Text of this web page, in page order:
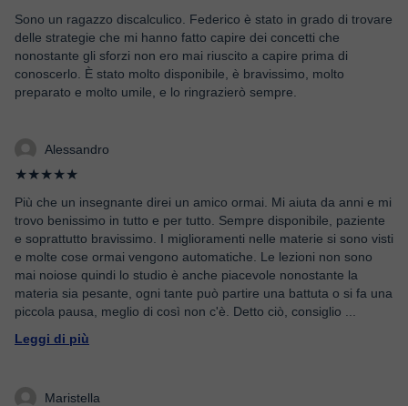
Sono un ragazzo discalculico. Federico è stato in grado di trovare
delle strategie che mi hanno fatto capire dei concetti che
nonostante gli sforzi non ero mai riuscito a capire prima di
conoscerlo. È stato molto disponibile, è bravissimo, molto
preparato e molto umile, e lo ringrazierò sempre.
Alessandro
★★★★★
Più che un insegnante direi un amico ormai. Mi aiuta da anni e mi
trovo benissimo in tutto e per tutto. Sempre disponibile, paziente
e soprattutto bravissimo. I miglioramenti nelle materie si sono visti
e molte cose ormai vengono automatiche. Le lezioni non sono
mai noiose quindi lo studio è anche piacevole nonostante la
materia sia pesante, ogni tante può partire una battuta o si fa una
piccola pausa, meglio di così non c'è. Detto ciò, consiglio
Leggi di più
Maristella